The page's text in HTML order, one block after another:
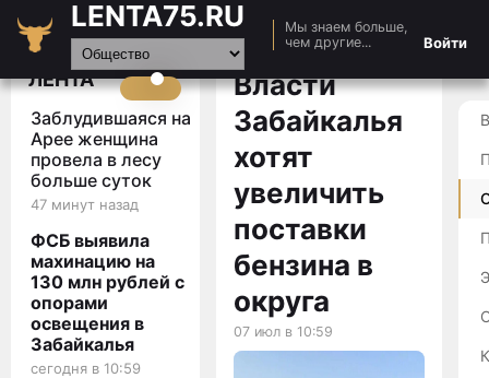
LENTA75.RU
Мы знаем больше,
чем другие...
Войти
Главная
Новости
Видео
Статьи
ЛЕНТА
Заблудившаяся на
Арее женщина
провела в лесу
больше суток
47 минут назад
ФСБ выявила
махинацию на
130 млн рублей с
опорами
освещения в
Забайкалья
сегодня в 10:59
Власти
Забайкалья
хотят
увеличить
поставки
бензина в
округа
07 июл в 10:59